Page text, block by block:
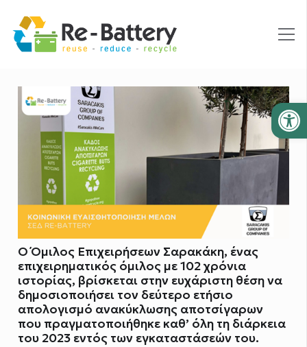
Ο Όμιλος Επιχειρήσεων Σαρακάκη, ένας
επιχειρηματικός όμιλος με 102 χρόνια
ιστορίας, βρίσκεται στην ευχάριστη θέση να
δημοσιοποιήσει τον δεύτερο ετήσιο
απολογισμό ανακύκλωσης αποτσίγαρων
που πραγματοποιήθηκε καθ’ όλη τη διάρκεια
του 2023 εντός των εγκαταστάσεών του.